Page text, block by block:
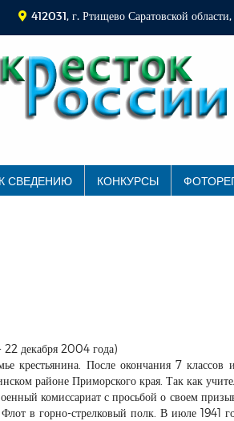
412031, г. Ртищево Саратовской области,
К СВЕДЕНИЮ КОНКУРСЫ
22 декабря 2004 года)
крестьянина. После окончания 7 классов
районе Приморского края. Так как
комиссариат с просьбой о своем
в горно-стрелковый полк. В июле 1941